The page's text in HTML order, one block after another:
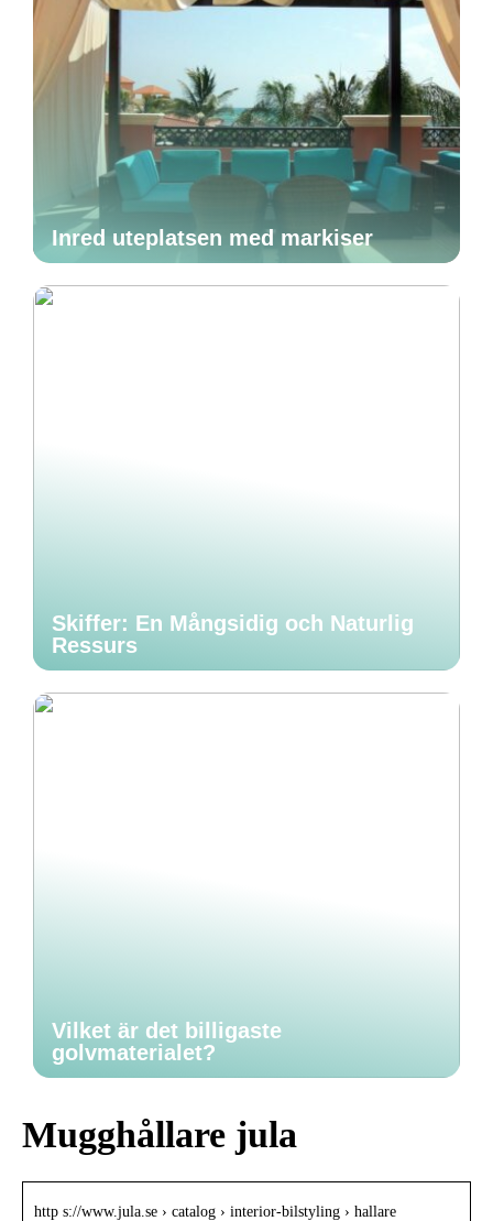
Inred uteplatsen med markiser
Skiffer: En Mångsidig och Naturlig
Ressurs
Vilket är det billigaste
golvmaterialet?
Mugghållare jula
http s://www.jula.se › catalog › interior-bilstyling › hallare